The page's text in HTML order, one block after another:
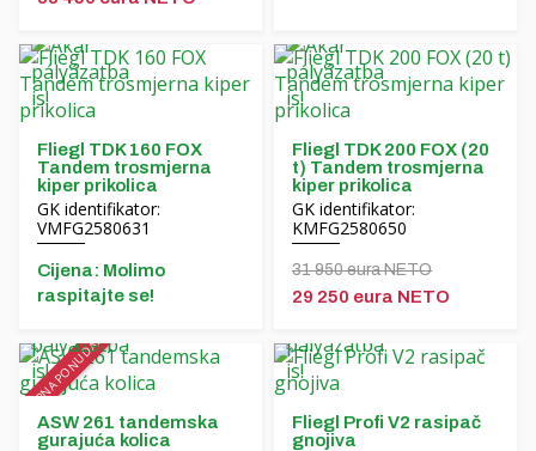
Fliegl TDK 160 FOX
Tandem trosmjerna
kiper prikolica
GK identifikator:
VMFG2580631
Cijena: Molimo
raspitajte se!
Fliegl TDK 200 FOX (20
t) Tandem trosmjerna
kiper prikolica
GK identifikator:
KMFG2580650
31 950 eura NETO
29 250 eura NETO
POSEBNA PONUDA!
ASW 261 tandemska
gurajuća kolica
Fliegl Profi V2 rasipač
gnojiva